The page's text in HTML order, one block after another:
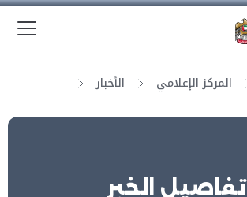
المركز الإعلامي الأخبار
تفاصيل الخبر